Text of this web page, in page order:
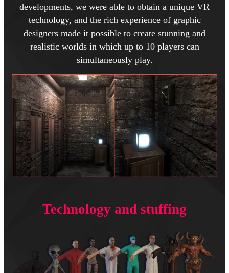
developments, we were able to obtain a unique VR
technology, and the rich experience of graphic
designers made it possible to create stunning and
realistic worlds in which up to 10 players can
simultaneously play.
Technology and stuffing